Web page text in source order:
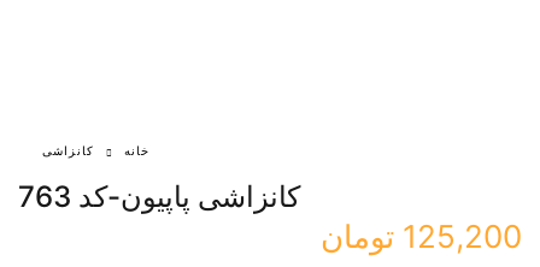
خانه کانزاشی
کانزاشی پاپیون-کد 763
125,200 تومان